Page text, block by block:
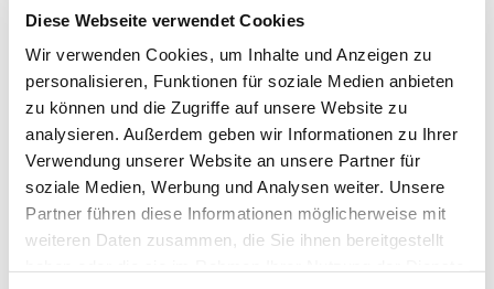
Diese Webseite verwendet Cookies
Wir verwenden Cookies, um Inhalte und Anzeigen zu
personalisieren, Funktionen für soziale Medien anbieten
zu können und die Zugriffe auf unsere Website zu
analysieren. Außerdem geben wir Informationen zu Ihrer
Verwendung unserer Website an unsere Partner für
soziale Medien, Werbung und Analysen weiter. Unsere
Partner führen diese Informationen möglicherweise mit
weiteren Daten zusammen, die Sie ihnen bereitgestellt